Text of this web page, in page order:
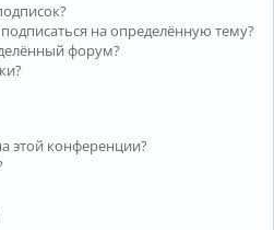
на определённую тему?
форум?
этой конференции?